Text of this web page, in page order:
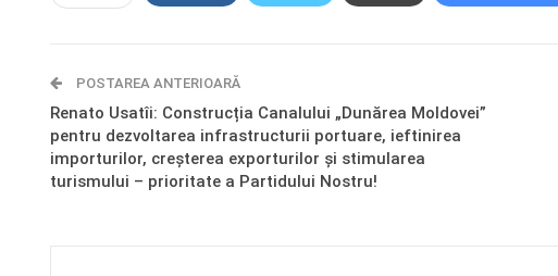
POSTAREA ANTERIOARĂ
Renato Usatîi: Construcția Canalului „Dunărea Moldovei”
pentru dezvoltarea infrastructurii portuare, ieftinirea
importurilor, creșterea exporturilor și stimularea
turismului – prioritate a Partidului Nostru!